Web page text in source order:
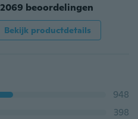
2069 beoordelingen
Bekijk productdetails
948
398